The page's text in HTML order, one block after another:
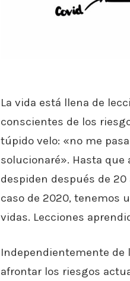
La vida está llena de
conscientes de los
túpido velo: «no me
solucionaré». Hasta
despiden después de
caso de 2020, tenemos
vidas. Lecciones
Independientemente de
afrontar los riesgos